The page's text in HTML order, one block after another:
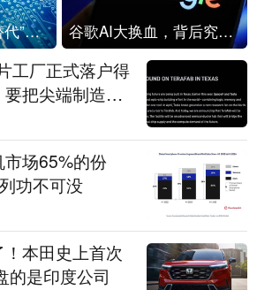
美国也要搞“国产替代”？先算清三笔账 谷歌AI大换血，背后究竟发生了什么？
工厂正式落户得
把尖端制造带
场65%的份
功不可没
本田史上首次
的是印度公司